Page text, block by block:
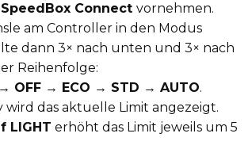
SpeedBox Connect vornehmen.
am Controller in den Modus
dann 3× nach unten und 3× nach
Reihenfolge:
OFF → ECO → STD → AUTO.
wird das aktuelle Limit angezeigt.
LIGHT erhöht das Limit jeweils um 5